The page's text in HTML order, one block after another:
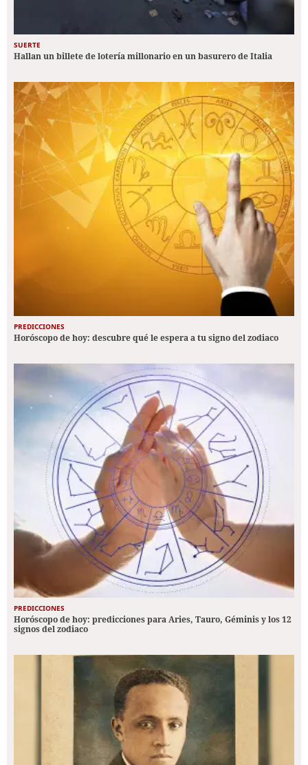
SUERTE
Hallan un billete de lotería millonario en un basurero de Italia
PREDICCIONES
Horóscopo de hoy: descubre qué le espera a tu signo del zodiaco
PREDICCIONES
Horóscopo de hoy: predicciones para Aries, Tauro, Géminis y los 12
signos del zodiaco